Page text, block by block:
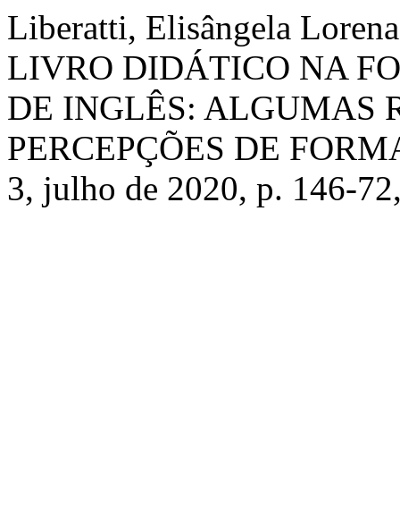
Liberatti, Elisângela
LIVRO DIDÁTICO NA
DE INGLÊS: ALGUMAS
PERCEPÇÕES DE
3, julho de 2020, p. 146-